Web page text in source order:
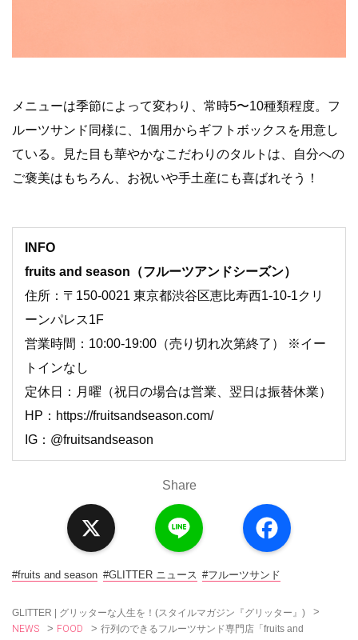
メニューは季節によって変わり、常時5〜10種類程度。 フ
ルーツサンド同様に、1個用からギフトボックスを用意し
ている。見た目も華やかなこだわりのタルトは、自分への
ご褒美はもちろん、お祝いや手土産にも喜ばれそう！
INFO
fruits and season（フルーツアンドシーズン）
住所：〒150-0021 東京都渋谷区恵比寿西1-10-1クリ
ーンパレス1F
営業時間：10:00-19:00（売り切れ次第終了） ※イー
トインなし
定休日：月曜（祝日の場合は営業、翌日は振替休業）
HP：https://fruitsandseason.com/
IG：@fruitsandseason
Share
a
c
#fruits and season #GLITTER ニュース #フルーツサンド
GLITTER | グリッターな人生を！(スタイルマガジン『グリッター』) >
NEWS > FOOD > 行列のできるフルーツサンド専門店「fruits and